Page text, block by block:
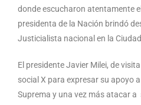
donde escucharon atentamente
presidenta de la Nación brindó
Justicialista nacional en la
El presidente Javier Milei, de
social X para expresar su apoyo
Suprema y una vez más atacar a